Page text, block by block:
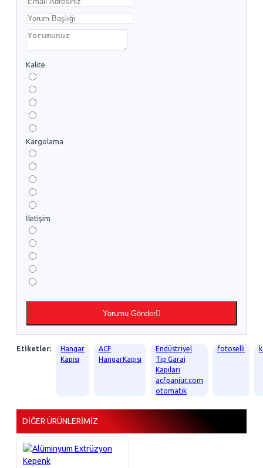
Kalite
Kargolama
İletişim
Yorumu Gönder
Etiketler:
Hangar
Kapısı
ACF
HangarKapısı
Endüstriyel
Tip Garaj
Kapıları
acfpanjur.com
otomatik
fotoselli
DIĞER ÜRÜNLERIMIZ